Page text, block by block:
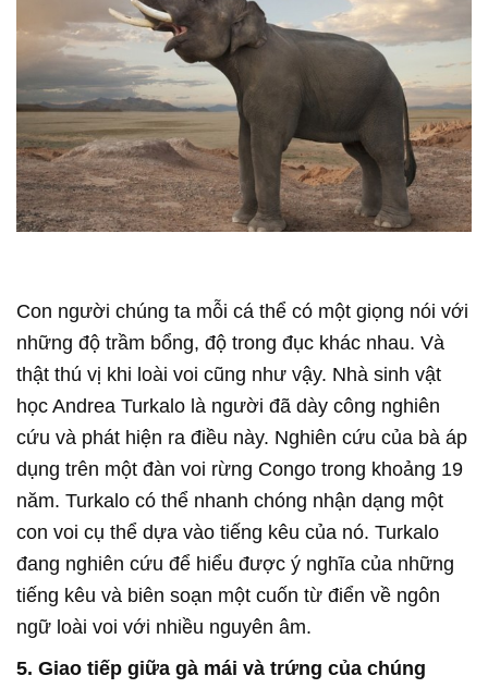
Con người chúng ta mỗi cá thể có một giọng nói với
những độ trầm bổng, độ trong đục khác nhau. Và
thật thú vị khi loài voi cũng như vậy. Nhà sinh vật
học Andrea Turkalo là người đã dày công nghiên
cứu và phát hiện ra điều này. Nghiên cứu của bà áp
dụng trên một đàn voi rừng Congo trong khoảng 19
năm. Turkalo có thể nhanh chóng nhận dạng một
con voi cụ thể dựa vào tiếng kêu của nó. Turkalo
đang nghiên cứu để hiểu được ý nghĩa của những
tiếng kêu và biên soạn một cuốn từ điển về ngôn
ngữ loài voi với nhiều nguyên âm.
5. Giao tiếp giữa gà mái và trứng của chúng